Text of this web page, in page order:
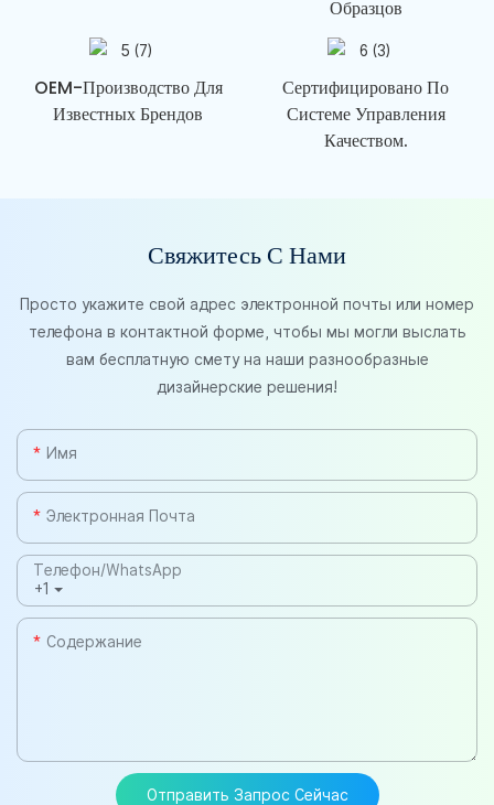
Образцов
OEM-Производство Для
Известных Брендов
Сертифицировано По
Системе Управления
Качеством.
Свяжитесь С Нами
Просто укажите свой адрес электронной почты или номер
телефона в контактной форме, чтобы мы могли выслать
вам бесплатную смету на наши разнообразные
дизайнерские решения!
Имя
Электронная Почта
+1
Телефон/WhatsApp
Содержание
Отправить Запрос Сейчас